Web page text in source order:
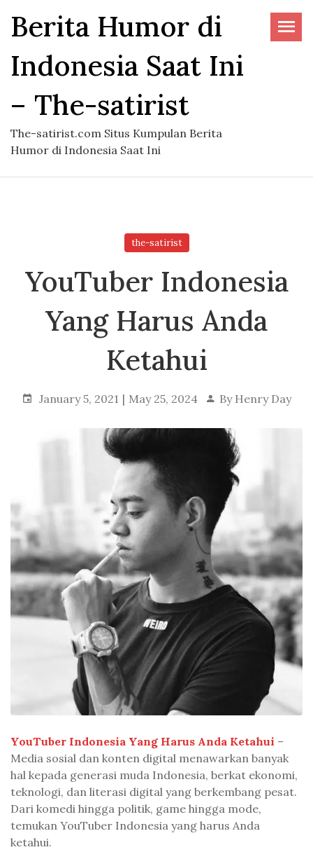
content
Berita Humor di
Indonesia Saat Ini
– The-satirist
The-satirist.com Situs Kumpulan Berita
Humor di Indonesia Saat Ini
the-satirist
YouTuber Indonesia
Yang Harus Anda
Ketahui
January 5, 2021 May 25, 2024 By Henry Day
YouTuber Indonesia Yang Harus Anda Ketahui –
Media sosial dan konten digital menawarkan banyak
hal kepada generasi muda Indonesia, berkat ekonomi,
teknologi, dan literasi digital yang berkembang pesat.
Dari komedi hingga politik, game hingga mode,
temukan YouTuber Indonesia yang harus Anda
ketahui.